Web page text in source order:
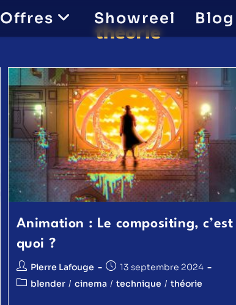
Offres Showreel Blog
théorie
Animation : Le compositing, c’est
quoi ?
Pierre Lafouge
13 septembre 2024
blender / cinema / technique / théorie